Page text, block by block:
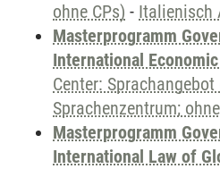
ohne CPs) - Italienisch
Masterprogramm
International
Center:
Sprachenzentrum;
Masterprogramm
International Law of